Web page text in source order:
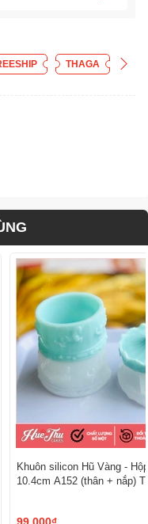
THAGA
Khuôn silicon Hũ Vàng -
10.4cm A152 (thân + nắp)
99.000₫